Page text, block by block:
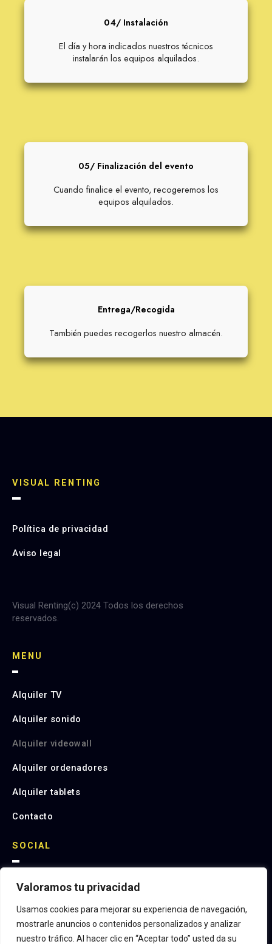
Valoramos tu privacidad
Usamos cookies para mejorar su experiencia de navegación,
mostrarle anuncios o contenidos personalizados y analizar
nuestro tráfico. Al hacer clic en “Aceptar todo” usted da su
04/ Instalación
El día y hora indicados nuestros técnicos
instalarán los equipos alquilados.
05/ Finalización del evento
Cuando finalice el evento, recogeremos los
equipos alquilados.
Entrega/Recogida
También puedes recogerlos nuestro almacén.
VISUAL RENTING
Política de privacidad
Aviso legal
Visual Renting(c) 2024 Todos los derechos
reservados.
MENU
Alquiler TV
Alquiler sonido
Alquiler videowall
Alquiler ordenadores
Alquiler tablets
Contacto
SOCIAL
I
s
t